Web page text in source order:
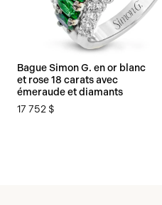
Bague Simon G. en or blanc
et rose 18 carats avec
émeraude et diamants
17 752 $